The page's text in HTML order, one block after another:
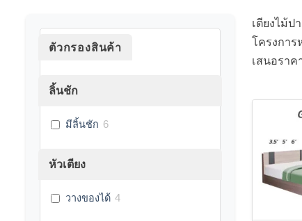
ตัวกรองสินค้า
ลิ้นชัก
มีลิ้นชัก 6
หัวเตียง
วางของได้ 4
เตียงไม้ป
โครงกา
เสนอรา